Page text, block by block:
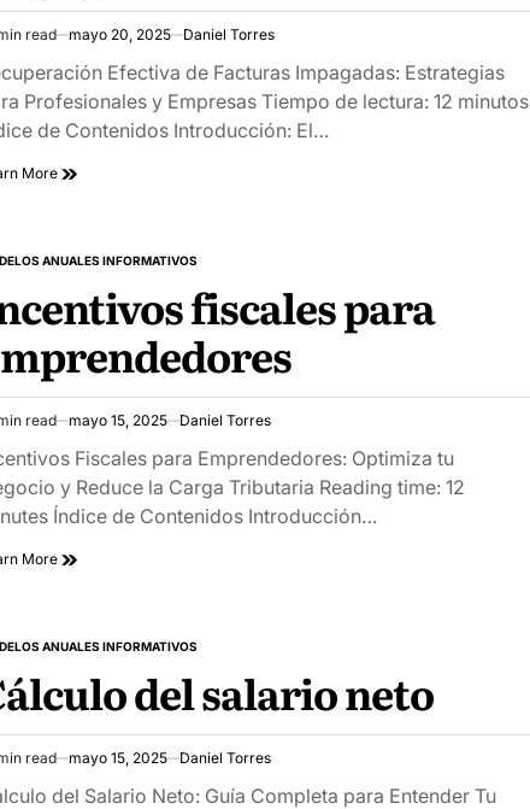
read mayo 20, 2025 Daniel Torres
Efectiva de Facturas Impagadas: Estrategias
Profesionales y Empresas Tiempo de lectura: 12 minutos
de Contenidos Introducción: El…
More
ANUALES INFORMATIVOS
fiscales para
read mayo 15, 2025 Daniel Torres
Fiscales para Emprendedores: Optimiza tu
y Reduce la Carga Tributaria Reading time: 12
Índice de Contenidos Introducción…
More
ANUALES INFORMATIVOS
del salario neto
read mayo 15, 2025 Daniel Torres
del Salario Neto: Guía Completa para Entender Tu